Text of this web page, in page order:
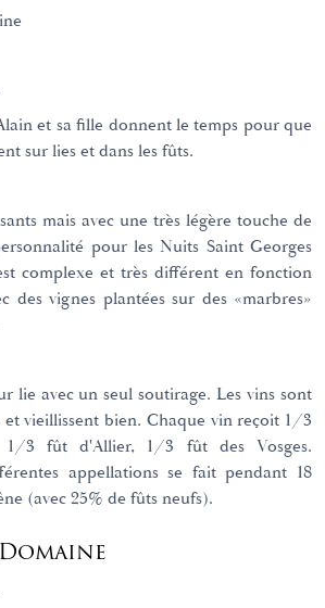
et sa fille donnent le temps pour que
sur lies et dans les fûts.
mais avec une très légère touche de
pour les Nuits Saint Georges
complexe et très différent en fonction
des vignes plantées sur des «marbres»
lie avec un seul soutirage. Les vins sont
et vieillissent bien. Chaque vin reçoit 1/3
1/3 fût d'Allier, 1/3 fût des Vosges.
appellations se fait pendant 18
(avec 25% de fûts neufs).